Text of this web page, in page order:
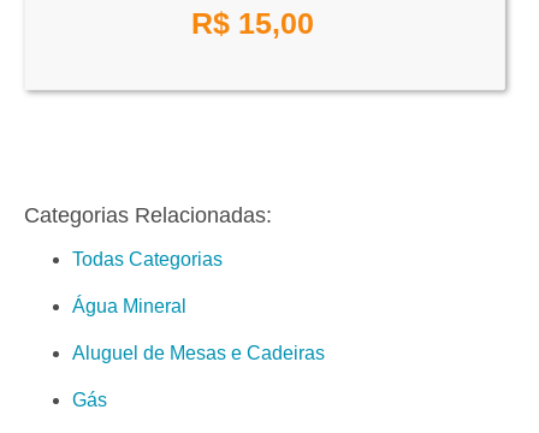
R$ 15,00
Categorias Relacionadas:
Todas Categorias
Água Mineral
Aluguel de Mesas e Cadeiras
Gás